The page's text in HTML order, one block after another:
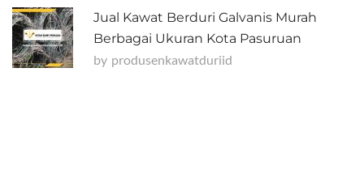
Jual Kawat Berduri Galvanis Murah
Berbagai Ukuran Kota Pasuruan
by Produsenkawatduriid